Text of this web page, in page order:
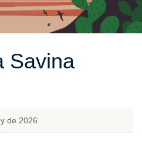
Savina
de 2026